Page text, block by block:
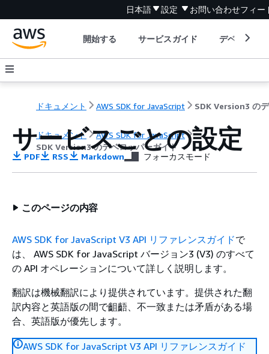
日本語 設定 お問い合わせフィー
開始する サービスガイド デベロッパ
ドキュメント AWS SDK for JavaScript
ドキュメント
AWS SDK for JavaScript
SDK Version3 のデベロッパーガイド
サービスごとの設定
PDF RSS Markdown フォーカスモード
このページの内容
AWS SDK for JavaScript V3 API リファレンスガイドで
は、 AWS SDK for JavaScript バージョン3 (V3) のすべて
の API オペレーションについて詳しく説明します。
翻訳は機械翻訳により提供されています。提供された翻
訳内容と英語版の間で齟齬、不一致または矛盾がある場
合、英語版が優先します。
AWS SDK for JavaScript V3 API リファレンスガイド